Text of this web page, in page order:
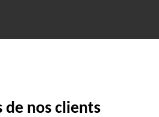
de nos clients